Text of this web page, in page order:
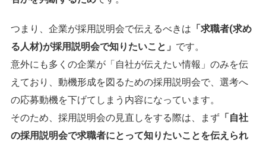
つまり、企業が採用説明会で伝えるべきは 「求職者(求め
る人材)が採用説明会で知りたいこと」 です。
意外にも多くの企業が「自社が伝えたい情報」のみを伝
えており、動機形成を図るための採用説明会で、選考へ
の応募動機を下げてしまう内容になっています。
そのため、採用説明会の見直しをする際は、まず「自社
の採用説明会で求職者にとって知りたいことを伝えられ